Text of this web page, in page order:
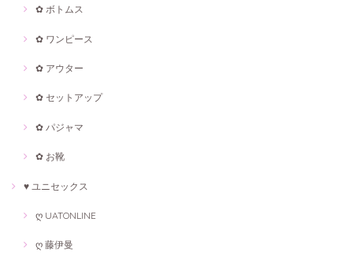
✿ ボトムス
✿ ワンピース
✿ アウター
✿ セットアップ
✿ パジャマ
✿ お靴
♥ ユニセックス
ღ UATONLINE
ღ 藤伊曼